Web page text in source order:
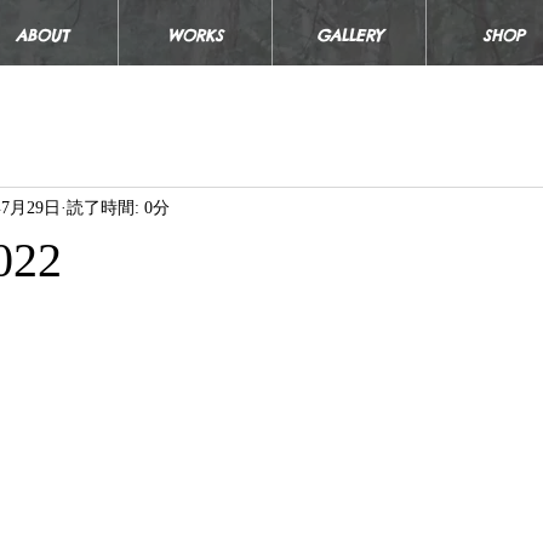
ABOUT WORKS GALLERY SHOP
月29日 読了時間: 0分